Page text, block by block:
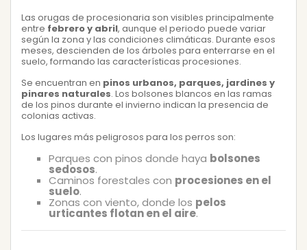
Las orugas de procesionaria son visibles principalmente
entre febrero y abril, aunque el periodo puede variar
según la zona y las condiciones climáticas. Durante esos
meses, descienden de los árboles para enterrarse en el
suelo, formando las características procesiones.
Se encuentran en pinos urbanos, parques, jardines y
pinares naturales. Los bolsones blancos en las ramas
de los pinos durante el invierno indican la presencia de
colonias activas.
Los lugares más peligrosos para los perros son:
Parques con pinos donde haya bolsones
sedosos.
Caminos forestales con procesiones en el
suelo.
Zonas con viento, donde los pelos
urticantes flotan en el aire.